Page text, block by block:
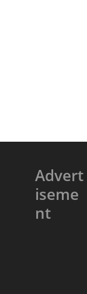
Advert
iseme
nt